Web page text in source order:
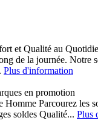
et Qualité au
de la journée. Notre
Plus d'information
en promotion
Homme Parcourez les
soldes Qualité... Plus